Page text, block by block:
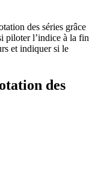
des séries grâce
piloter l’indice à la fin
et indiquer si le
des